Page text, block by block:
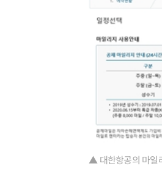
▲ 대한항공의 마일